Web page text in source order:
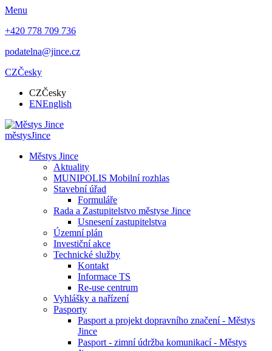
Menu
+420 778 709 736
podatelna@jince.cz
CZČesky
CZČesky
ENEnglish
městysJince
Městys Jince
Aktuality
MUNIPOLIS Mobilní rozhlas
Stavební úřad
Formuláře
Rada a Zastupitelstvo městyse Jince
Usnesení zastupitelstva
Územní plán
Investiční akce
Technické služby
Kontakt
Informace TS
Re-use centrum
Vyhlášky a nařízení
Pasporty
Pasport a projekt dopravního značení - Městys
Jince
Pasport - zimní údržba komunikací - Městys